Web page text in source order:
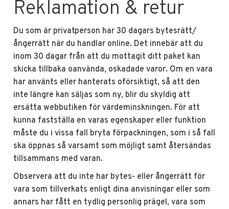
Reklamation & retur
Du som är privatperson har 30 dagars bytesrätt/
ångerrätt när du handlar online. Det innebär att du
inom 30 dagar från att du mottagit ditt paket kan
skicka tillbaka oanvända, oskadade varor. Om en vara
har använts eller hanterats oförsiktigt, så att den
inte längre kan säljas som ny, blir du skyldig att
ersätta webbutiken för värdeminskningen. För att
kunna fastställa en varas egenskaper eller funktion
måste du i vissa fall bryta förpackningen, som i så fall
ska öppnas så varsamt som möjligt samt återsändas
tillsammans med varan.
Observera att du inte har bytes- eller ångerrätt för
vara som tillverkats enligt dina anvisningar eller som
annars har fått en tydlig personlig prägel, vara som